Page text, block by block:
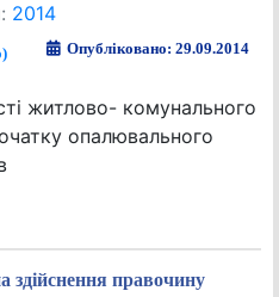
2014
Опубліковано: 29.09.2014
житлово- комунального
опалювального
здійснення правочину